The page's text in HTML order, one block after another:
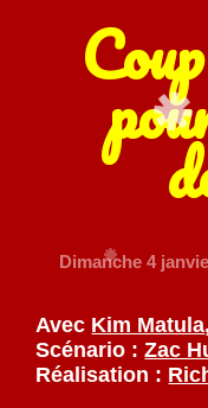
Dimanche 4
Avec Kim Matula,
Scénario :Zac
Réalisation :